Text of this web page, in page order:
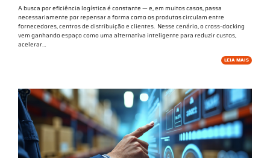
A busca por eficiência logística é constante — e, em muitos casos, passa
necessariamente por repensar a forma como os produtos circulam entre
fornecedores, centros de distribuição e clientes. Nesse cenário, o cross-docking
vem ganhando espaço como uma alternativa inteligente para reduzir custos,
acelerar…
LEIA MAIS